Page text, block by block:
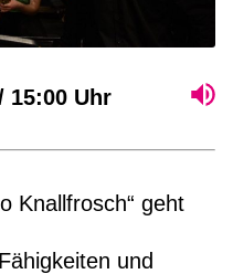
15:00 Uhr
Knallfrosch“ geht
und